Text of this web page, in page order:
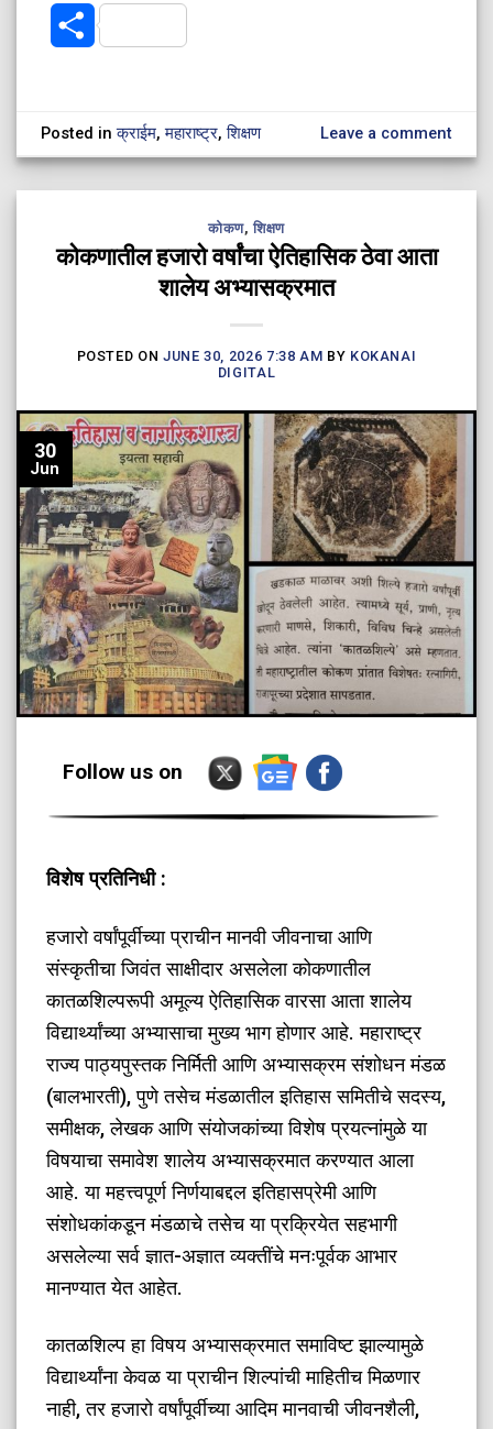
Share
Posted inक्राईम,महाराष्ट्र,शिक्षण Leave a comment
कोकण,शिक्षण
​कोकणातील हजारो वर्षांचा ऐतिहासिक ठेवा आता
शालेय अभ्यासक्रमात
POSTED ON JUNE 30, 2026 7:38 AM BY KOKANAI
DIGITAL
30
Jun
Follow us on
विशेष प्रतिनिधी :
हजारो वर्षांपूर्वीच्या प्राचीन मानवी जीवनाचा आणि
संस्कृतीचा जिवंत साक्षीदार असलेला कोकणातील
कातळशिल्परूपी अमूल्य ऐतिहासिक वारसा आता शालेय
विद्यार्थ्यांच्या अभ्यासाचा मुख्य भाग होणार आहे. महाराष्ट्र
राज्य पाठ्यपुस्तक निर्मिती आणि अभ्यासक्रम संशोधन मंडळ
(बालभारती), पुणे तसेच मंडळातील इतिहास समितीचे सदस्य,
समीक्षक, लेखक आणि संयोजकांच्या विशेष प्रयत्नांमुळे या
विषयाचा समावेश शालेय अभ्यासक्रमात करण्यात आला
आहे. या महत्त्वपूर्ण निर्णयाबद्दल इतिहासप्रेमी आणि
संशोधकांकडून मंडळाचे तसेच या प्रक्रियेत सहभागी
असलेल्या सर्व ज्ञात-अज्ञात व्यक्तींचे मनःपूर्वक आभार
मानण्यात येत आहेत.
​कातळशिल्प हा विषय अभ्यासक्रमात समाविष्ट झाल्यामुळे
विद्यार्थ्यांना केवळ या प्राचीन शिल्पांची माहितीच मिळणार
नाही, तर हजारो वर्षांपूर्वीच्या आदिम मानवाची जीवनशैली,